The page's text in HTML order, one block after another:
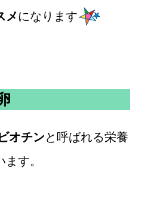
メになります
オチンと呼ばれる栄養
す。